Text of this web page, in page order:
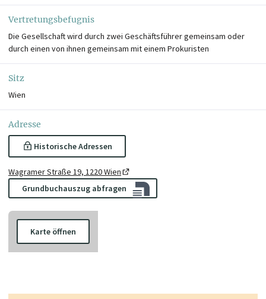
Vertretungsbefugnis
Die Gesellschaft wird durch zwei Geschäftsführer gemeinsam oder
durch einen von ihnen gemeinsam mit einem Prokuristen
Sitz
Wien
Adresse
Historische Adressen
Wagramer Straße 19, 1220 Wien
Grundbuchauszug abfragen
Karte öffnen